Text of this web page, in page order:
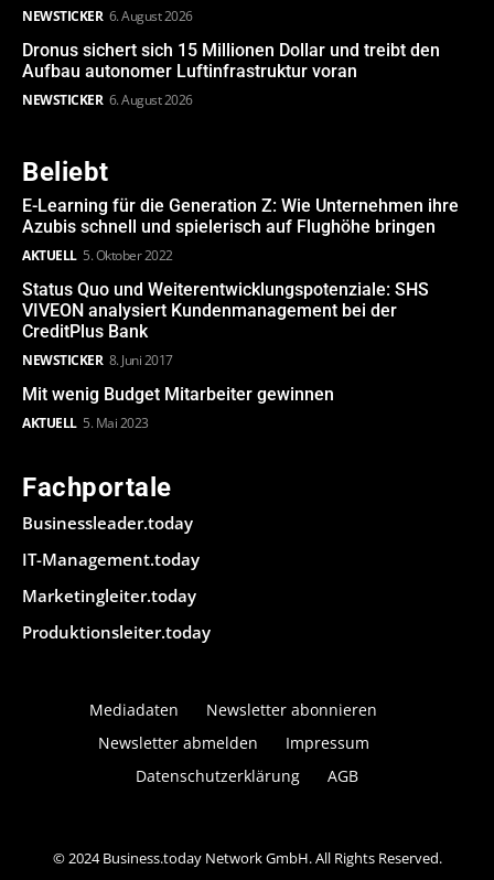
NEWSTICKER 6. August 2026
Dronus sichert sich 15 Millionen Dollar und treibt den
Aufbau autonomer Luftinfrastruktur voran
NEWSTICKER 6. August 2026
Beliebt
E-Learning für die Generation Z: Wie Unternehmen ihre
Azubis schnell und spielerisch auf Flughöhe bringen
AKTUELL 5. Oktober 2022
Status Quo und Weiterentwicklungspotenziale: SHS
VIVEON analysiert Kundenmanagement bei der
CreditPlus Bank
NEWSTICKER 8. Juni 2017
Mit wenig Budget Mitarbeiter gewinnen
AKTUELL 5. Mai 2023
Fachportale
Businessleader.today
IT-Management.today
Marketingleiter.today
Produktionsleiter.today
Mediadaten
Newsletter abonnieren
Newsletter abmelden
Impressum
Datenschutzerklärung
AGB
© 2024 Business.today Network GmbH. All Rights Reserved.